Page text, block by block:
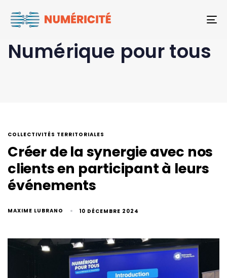
Numérique pour tous
COLLECTIVITÉS TERRITORIALES
Créer de la synergie avec nos
clients en participant à leurs
événements
MAXIME LUBRANO 10 DÉCEMBRE 2024